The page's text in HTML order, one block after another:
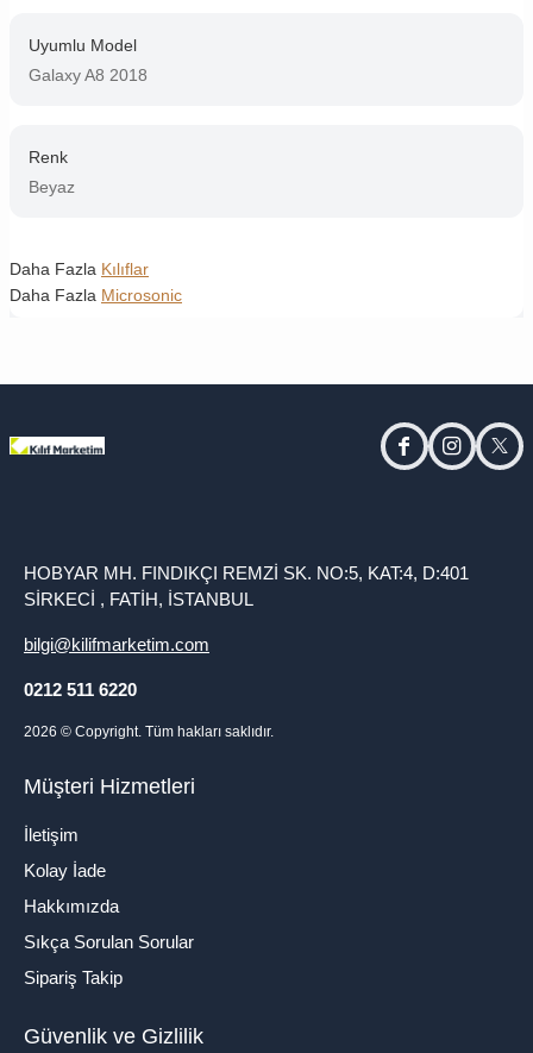
Uyumlu Model
Galaxy A8 2018
Renk
Beyaz
Daha Fazla Kılıflar
Daha Fazla Microsonic
facebookinstagram
HOBYAR MH. FINDIKÇI REMZİ SK. NO:5, KAT:4, D:401
SİRKECİ , FATİH, İSTANBUL
bilgi@kilifmarketim.com
0212 511 6220
2026 © Copyright. Tüm hakları saklıdır.
Müşteri Hizmetleri
İletişim
Kolay İade
Hakkımızda
Sıkça Sorulan Sorular
Sipariş Takip
Güvenlik ve Gizlilik